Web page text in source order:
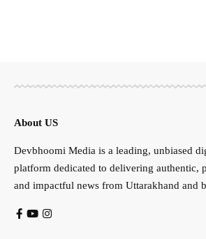
About US
Devbhoomi Media is a leading, unbiased
platform dedicated to delivering authentic,
and impactful news from Uttarakhand and